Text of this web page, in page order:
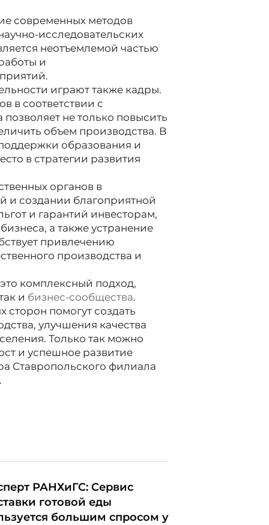
современных методов
исследовательских
неотъемлемой частью
и
играют также кадры.
в соответствии с
не только повысить
объем производства. В
образования и
в стратегии развития
органов в
и создании благоприятной
и гарантий инвесторам,
а также устранение
привлечению
производства и
комплексный подход,
и бизнес-сообщества.
сторон помогут создать
улучшения качества
Только так можно
и успешное развитие
Ставропольского филиала
РАНХиГС: Сервис
готовой еды
большим спросом у